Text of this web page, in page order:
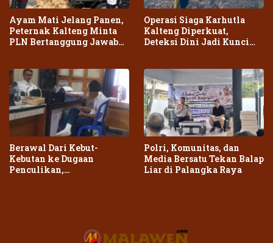
Ayam Mati Jelang Panen,
Peternak Kalteng Minta
PLN Bertanggung Jawab
Operasi Siaga Karhutla
Kalteng Diperkuat,
Deteksi Dini Jadi Kunci
Berawal Dari Kebut-
Kebutan ke Dugaan
Penculikan,
Polri, Komunitas, dan
Media Bersatu Tekan Balap
Liar di Palangka Raya